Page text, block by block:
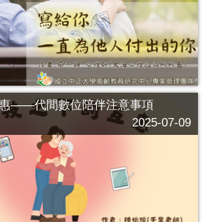
——代間數位陪伴注意事項
2025-07-09